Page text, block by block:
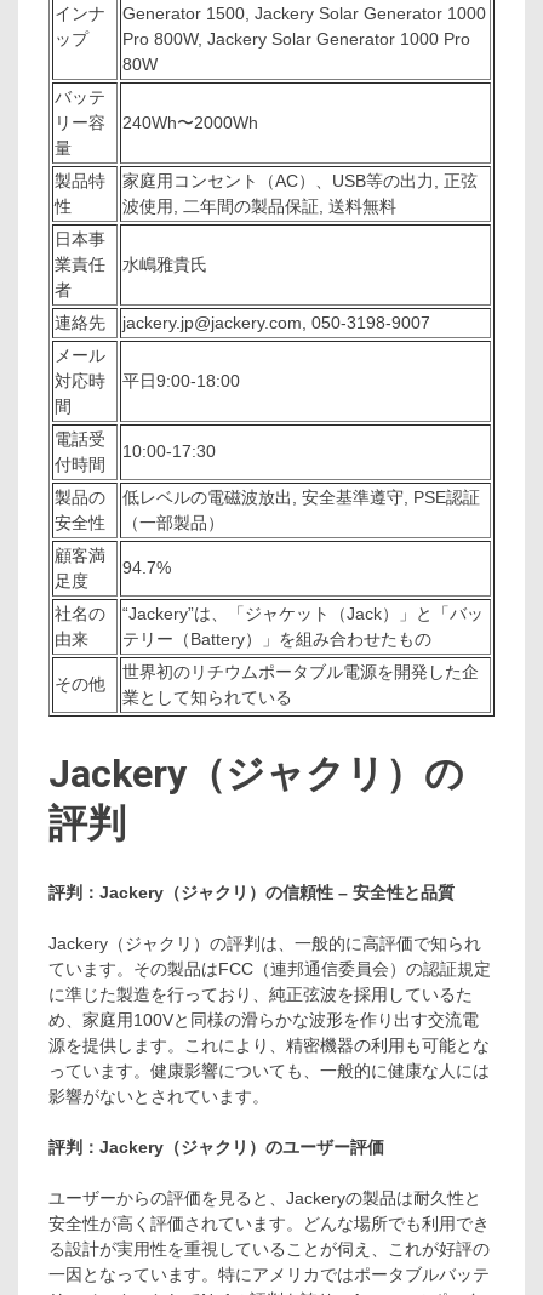
インナ
ップ
Generator 1500, Jackery Solar Generator 1000
Pro 800W, Jackery Solar Generator 1000 Pro
80W
バッテ
リー容
量
240Wh〜2000Wh
製品特
性
家庭用コンセント（AC）、USB等の出力, 正弦
波使用, 二年間の製品保証, 送料無料
日本事
業責任
者
水嶋雅貴氏
連絡先
jackery.jp@jackery.com, 050-3198-9007
メール
対応時
間
平日9:00-18:00
電話受
付時間
10:00-17:30
製品の
安全性
低レベルの電磁波放出, 安全基準遵守, PSE認証
（一部製品）
顧客満
足度
94.7%
社名の
由来
“Jackery”は、「ジャケット（Jack）」と「バッ
テリー（Battery）」を組み合わせたもの
その他
世界初のリチウムポータブル電源を開発した企
業として知られている
Jackery（ジャクリ）の
評判
評判：Jackery（ジャクリ）の信頼性 – 安全性と品質
Jackery（ジャクリ）の評判は、一般的に高評価で知られ
ています。その製品はFCC（連邦通信委員会）の認証規定
に準じた製造を行っており、純正弦波を採用しているた
め、家庭用100Vと同様の滑らかな波形を作り出す交流電
源を提供します。これにより、精密機器の利用も可能とな
っています。健康影響についても、一般的に健康な人には
影響がないとされています。
評判：Jackery（ジャクリ）のユーザー評価
ユーザーからの評価を見ると、Jackeryの製品は耐久性と
安全性が高く評価されています。どんな場所でも利用でき
る設計が実用性を重視していることが伺え、これが好評の
一因となっています。特にアメリカではポータブルバッテ